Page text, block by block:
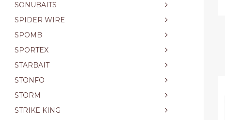
SONUBAITS
SPIDER WIRE
SPOMB
SPORTEX
STARBAIT
STONFO
STORM
STRIKE KING